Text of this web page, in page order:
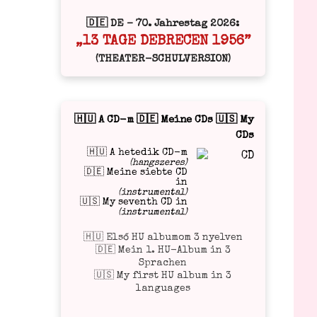
🇩🇪 DE – 70. Jahrestag 2026:
„13 TAGE DEBRECEN 1956”
(THEATER-SCHULVERSION)
🇭🇺 A CD-m 🇩🇪 Meine CDs 🇺🇸 My
CDs
🇭🇺 A hetedik CD-m
(hangszeres)
🇩🇪 Meine siebte CD
in
(instrumental)
🇺🇸 My seventh CD in
(instrumental)
🇭🇺 Első HU albumom 3 nyelven
🇩🇪 Mein 1. HU-Album in 3
Sprachen
🇺🇸 My first HU album in 3
languages